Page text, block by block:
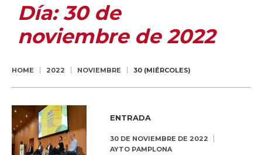
Día:30 de
noviembre de 2022
HOME 2022 NOVIEMBRE 30 (MIÉRCOLES)
ENTRADA
30 DE NOVIEMBRE DE 2022
AYTO PAMPLONA